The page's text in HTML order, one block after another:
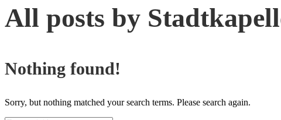
All posts by
Nothing found!
Sorry, but nothing matched your search terms. Please search again.